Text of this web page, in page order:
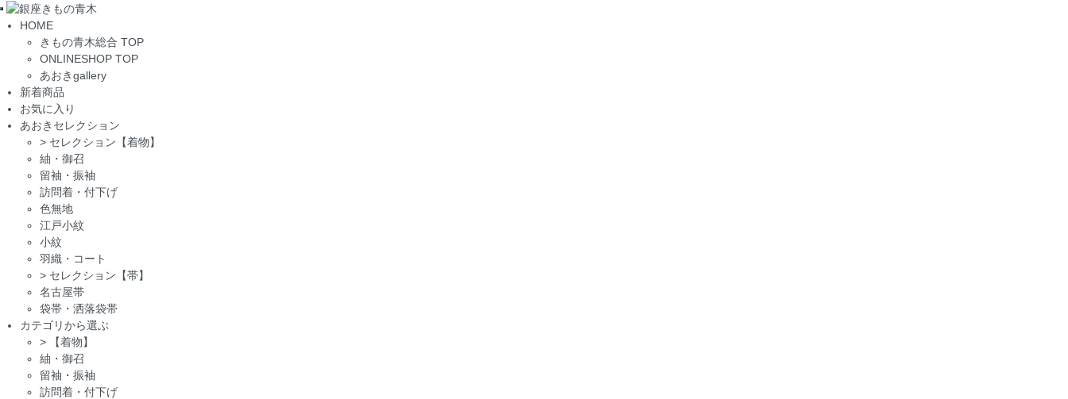
Toggle
navigation
HOME
きもの青木総合 TOP
ONLINESHOP TOP
あおきgallery
新着商品
お気に入り
あおきセレクション
> セレクション【着物】
紬・御召
留袖・振袖
訪問着・付下げ
色無地
江戸小紋
小紋
羽織・コート
> セレクション【帯】
名古屋帯
袋帯・洒落袋帯
カテゴリから選ぶ
>
【着物】
紬・御召
留袖・振袖
訪問着・付下げ